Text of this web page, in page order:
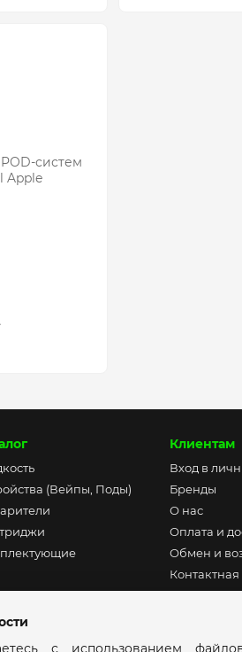
(Вейпы, Поды)
Клиентам
Вход в
Бренды
О нас
Оплата и
Обмен и
Мы в
с использованием